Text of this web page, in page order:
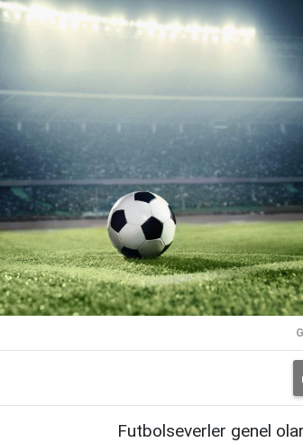
Futbolseverler genel